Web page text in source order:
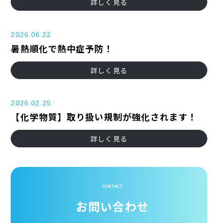
詳しく見る
2026.06.22
暑熱順化で熱中症予防！
詳しく見る
2026.02.25
【化学物質】取り扱い規制が強化されます！
詳しく見る
CONTACT
お問い合わせ